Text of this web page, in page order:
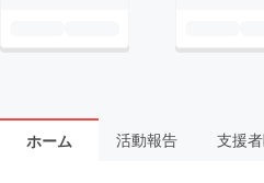
ホーム 活動報告 支援者